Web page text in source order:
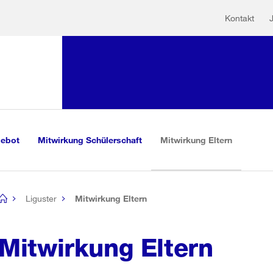
Kontakt
Mitwirkung Schülerschaft Mitwirkung Eltern(aktiv)
Liguster Mitwirkung Eltern
Mitwirkung Eltern